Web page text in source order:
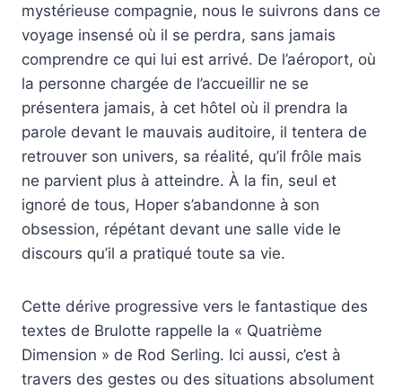
mystérieuse compagnie, nous le suivrons dans ce
voyage insensé où il se perdra, sans jamais
comprendre ce qui lui est arrivé. De l’aéroport, où
la personne chargée de l’accueillir ne se
présentera jamais, à cet hôtel où il prendra la
parole devant le mauvais auditoire, il tentera de
retrouver son univers, sa réalité, qu’il frôle mais
ne parvient plus à atteindre. À la fin, seul et
ignoré de tous, Hoper s’abandonne à son
obsession, répétant devant une salle vide le
discours qu’il a pratiqué toute sa vie.
Cette dérive progressive vers le fantastique des
textes de Brulotte rappelle la « Quatrième
Dimension » de Rod Serling. Ici aussi, c’est à
travers des gestes ou des situations absolument